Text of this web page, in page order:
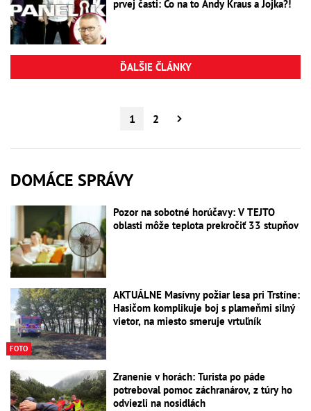
prvej časti: Čo na to Andy Kraus a Jojka?!
ĎALŠIE ČLÁNKY
1 2
DOMÁCE SPRÁVY
Pozor na sobotné horúčavy: V TEJTO
oblasti môže teplota prekročiť 33 stupňov
FOTO
AKTUÁLNE Masívny požiar lesa pri Trstíne:
Hasičom komplikuje boj s plameňmi silný
vietor, na miesto smeruje vrtuľník
Zranenie v horách: Turista po páde
potreboval pomoc záchranárov, z túry ho
odviezli na nosidlách